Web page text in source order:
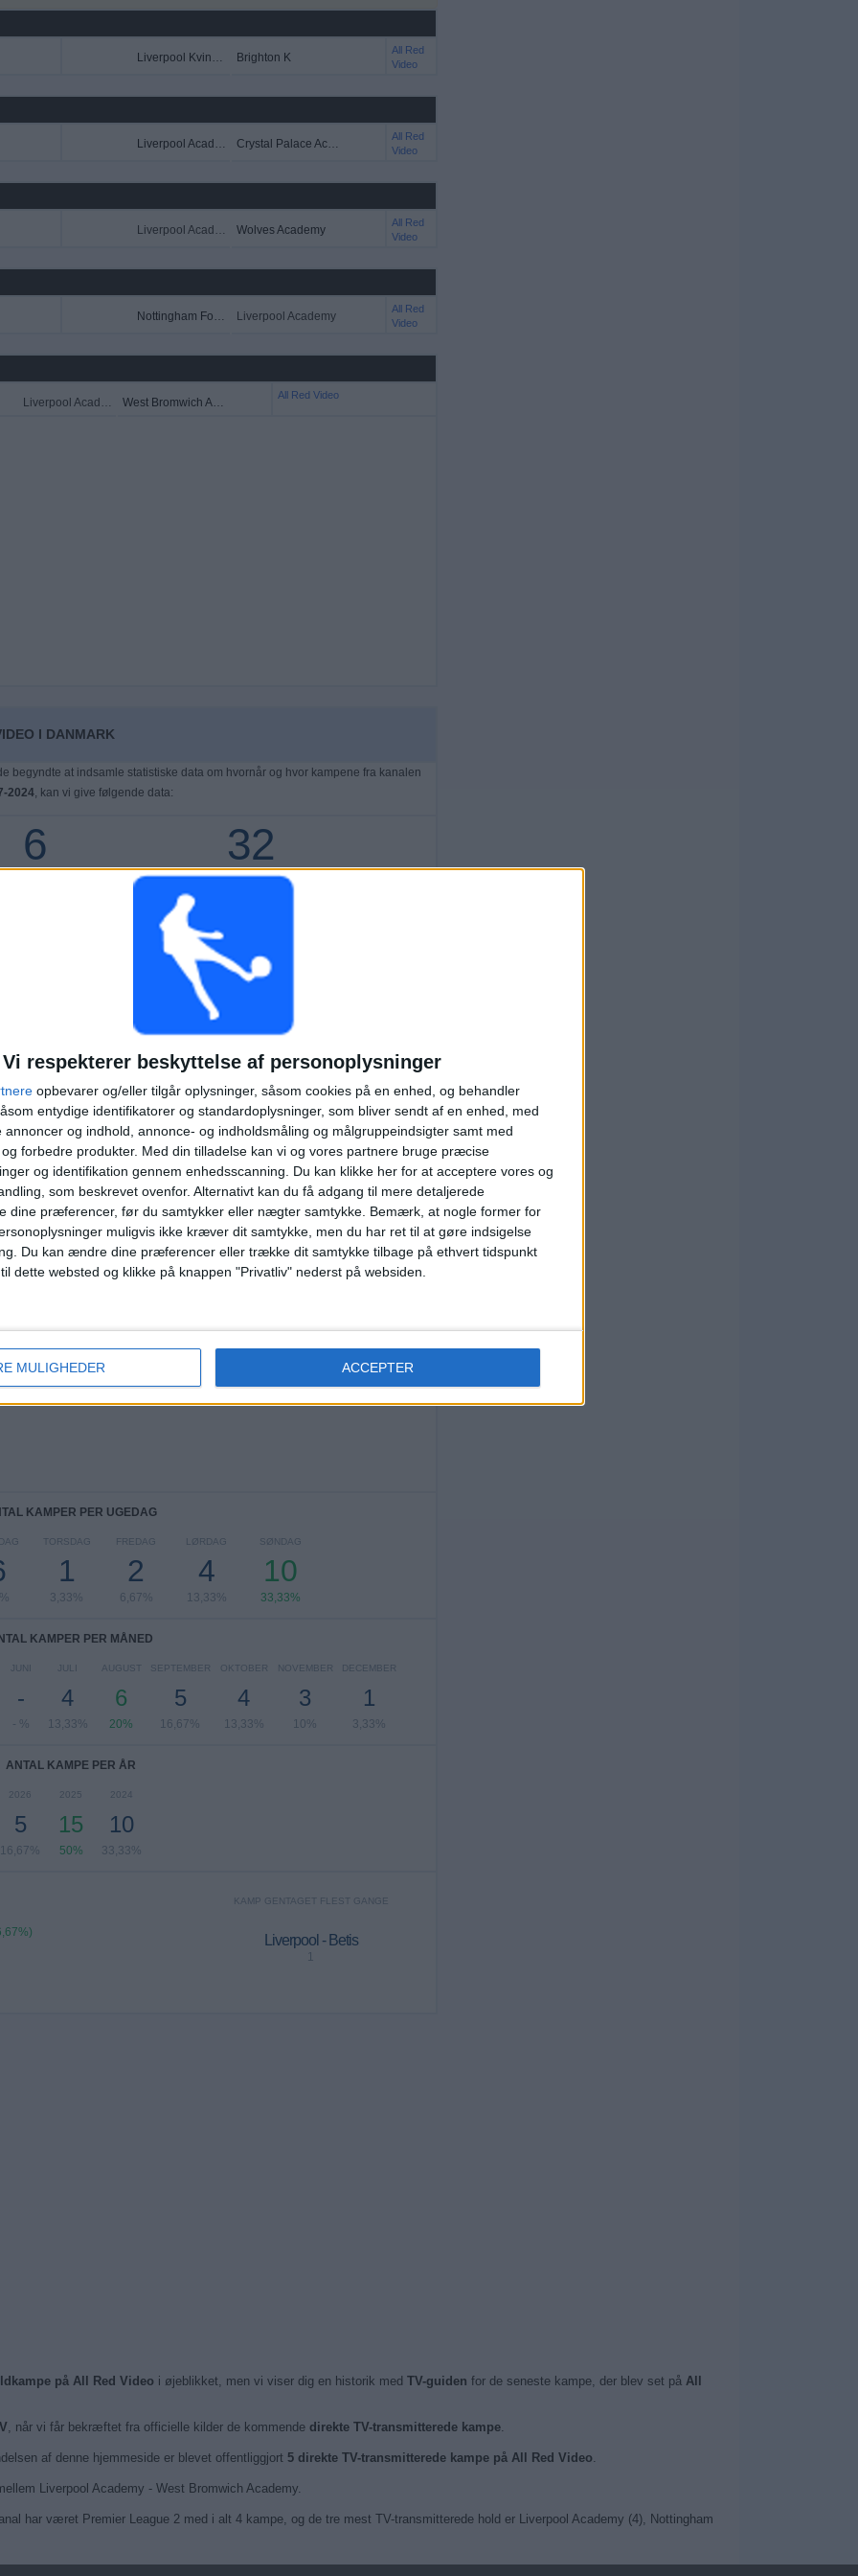
Vi respekterer beskyttelse af personoplysninger
opbevarer og/eller tilgår oplysninger, såsom cookies på en enhed, og behandler
entydige identifikatorer og standardoplysninger, som bliver sendt af en enhed, med
annoncer og indhold, annonce- og indholdsmåling og målgruppeindsigter samt med
forbedre produkter. Med din tilladelse kan vi og vores partnere bruge præcise
og identifikation gennem enhedsscanning. Du kan klikke her for at acceptere vores og
som beskrevet ovenfor. Alternativt kan du få adgang til mere detaljerede
dine præferencer, før du samtykker eller nægter samtykke. Bemærk, at nogle former for
muligvis ikke kræver dit samtykke, men du har ret til at gøre indsigelse
Du kan ændre dine præferencer eller trække dit samtykke tilbage på ethvert tidspunkt
dette websted og klikke på knappen "Privatliv" nederst på websiden.
MULIGHEDER ACCEPTER
Liverpool Kvinder Brighton K
All Red
Video
Liverpool Academy Crystal Palace Academy
All Red
Video
Liverpool Academy Wolves Academy
All Red
Video
Nottingham Forest Academy Liverpool Academy
All Red
Video
Liverpool Academy West Bromwich Academy
All Red Video
I DANMARK
begyndte at indsamle statistiske data om hvornår og hvor kampene fra kanalen
2024, kan vi give følgende data:
6 32
TV-SENDTE HOLD
Liverpool Kvinder - Brighton K
10-05-2026 FA Cup Kvinder
Rangliste over hold efter antal udekampe
Liverpool Academy
10 (33,33%)
Liverpool
4 (13,33%)
Betis
1 (3,33%)
Arsenal
1 (3,33%)
Sevilla
1 (3,33%)
Fodbold 30 (100%)
Se komplet rangordning
KAMPER PER UGEDAG
TORSDAG
1
3,33%
FREDAG
2
6,67%
LØRDAG
4
13,33%
SØNDAG
10
33,33%
KAMPER PER MÅNED
JUNI
-
- %
JULI
4
13,33%
AUGUST
6
20%
SEPTEMBER
5
16,67%
OKTOBER
4
13,33%
NOVEMBER
3
10%
DECEMBER
1
3,33%
ANTAL KAMPE PER ÅR
2026
5
16,67%
2025
15
50%
2024
10
33,33%
KAMP GENTAGET FLEST GANGE
Liverpool - Betis
1
på All Red Video i øjeblikket, men vi viser dig en historik med TV-guiden for de seneste kampe, der blev set på All
, når vi får bekræftet fra officielle kilder de kommende direkte TV-transmitterede kampe.
af denne hjemmeside er blevet offentliggjort 5 direkte TV-transmitterede kampe på All Red Video.
Liverpool Academy - West Bromwich Academy.
har været Premier League 2 med i alt 4 kampe, og de tre mest TV-transmitterede hold er Liverpool Academy (4), Nottingham